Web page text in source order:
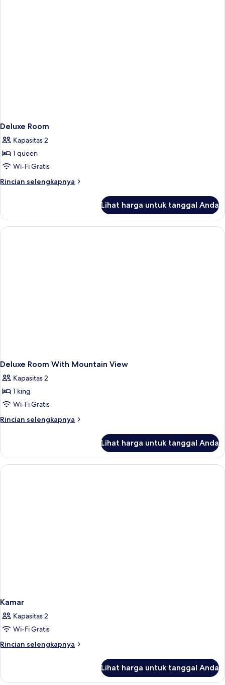
Deluxe Room
Kapasitas 2
1 queen
Wi-Fi Gratis
Rincian selengkapnya
Rincian
Deluxe
Room
Lihat harga untuk tanggal Anda
Deluxe Room With Mountain View
Kapasitas 2
1 king
Wi-Fi Gratis
Rincian selengkapnya
Rincian
Deluxe
Room
With
Lihat harga untuk tanggal Anda
Kamar
Kapasitas 2
Wi-Fi Gratis
Rincian selengkapnya
Rincian
Kamar
Lihat harga untuk tanggal Anda